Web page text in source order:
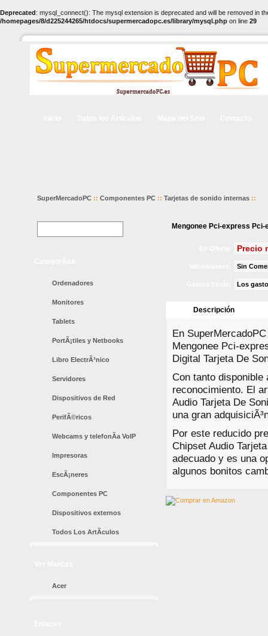
Deprecated: mysql_connect(): The mysql extension is deprecated and will be removed in
/homepages/8/d225244265/htdocs/supermercadopc.es/library/mysql.php on line 29
SuperMercadoPC :: Componentes PC :: Tarjetas de sonido internas ::
Ordenadores
Monitores
Tablets
PortÃ¡tiles y Netbooks
Libro ElectrÃ³nico
Servidores
Dispositivos de Red
PerifÃ©ricos
Webcams y telefonÃ­a VoIP
Impresoras
EscÃ¡neres
Componentes PC
Dispositivos externos
Todos Los ArtÃ­culos
Acer
Mengonee Pci-express Pci-
Precio
Sin
Los
Descripción
En
Mengonee Pci-
Digital Tarjeta De
Con tanto disponible
reconocimiento. El
Audio Tarjeta De
una gran
Por este reducido
Chipset Audio
adecuado y es una
algunos bonitos